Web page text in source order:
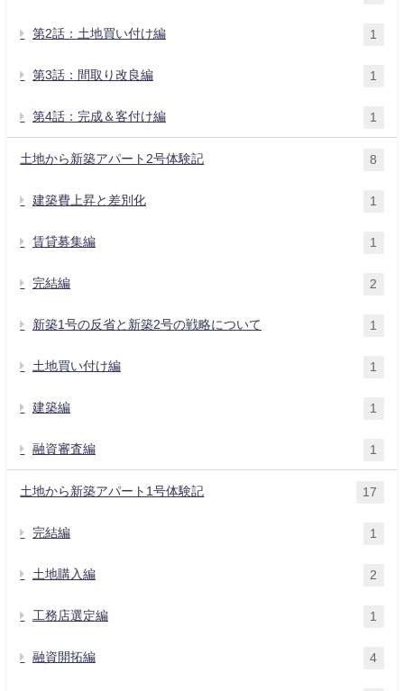
第2話：土地買い付け編 1
第3話：間取り改良編 1
第4話：完成＆客付け編 1
土地から新築アパート2号体験記 8
建築費上昇と差別化 1
賃貸募集編 1
完結編 2
新築1号の反省と新築2号の戦略について 1
土地買い付け編 1
建築編 1
融資審査編 1
土地から新築アパート1号体験記 17
完結編 1
土地購入編 2
工務店選定編 1
融資開拓編 4